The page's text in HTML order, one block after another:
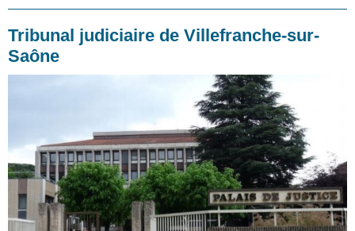
Tribunal judiciaire de Villefranche-sur-
Saône